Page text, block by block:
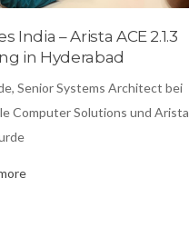
India – Arista ACE 2.1.3
in Hyderabad
Senior Systems Architect bei
Computer Solutions und Arista